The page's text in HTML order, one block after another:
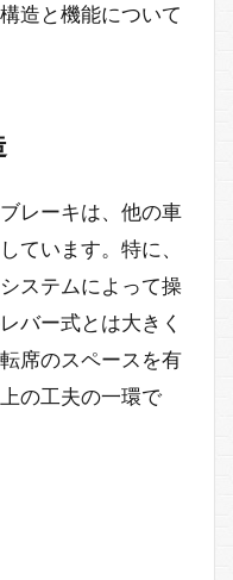
造と機能について
レーキは、他の車
ています。特に、
ステムによって操
バー式とは大きく
席のスペースを有
の工夫の一環で